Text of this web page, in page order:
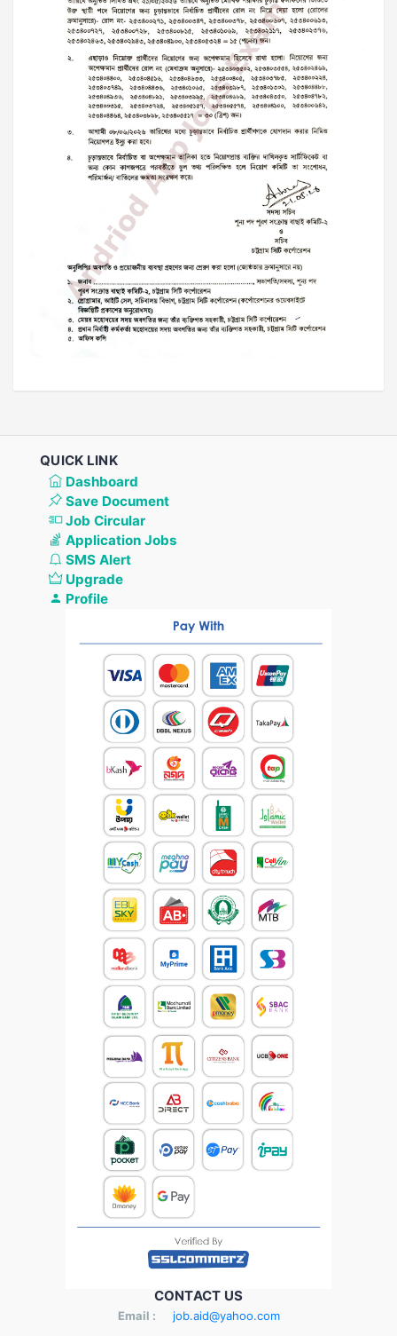
QUICK LINK
Dashboard
Save Document
Job Circular
Application Jobs
SMS Alert
Upgrade
Profile
CONTACT US
Email : job.aid@yahoo.com